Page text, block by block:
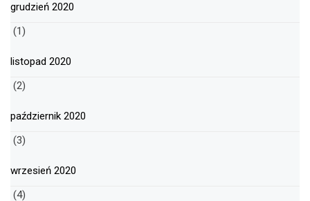
grudzień 2020
(1)
listopad 2020
(2)
październik 2020
(3)
wrzesień 2020
(4)